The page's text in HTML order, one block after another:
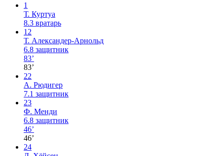
1
Т. Куртуа
8.3 вратарь
12
Т. Александер-Арнольд
6.8 защитник
83’
83’
22
А. Рюдигер
7.1 защитник
23
Ф. Менди
6.8 защитник
46’
46’
24